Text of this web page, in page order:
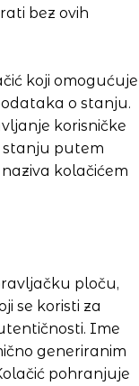
bez ovih
koji omogućuje
o stanju.
korisničke
stanju putem
kolačićem
ploču,
se koristi za
Ime
generiranim
pohranjuje